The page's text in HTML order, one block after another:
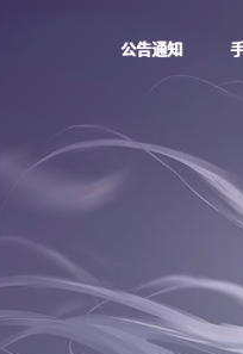
公告通知